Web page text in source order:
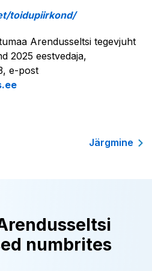
toidupiirkond/
Arendusseltsi tegevjuht
2025 eestvedaja,
e-post
Järgmine
numbrites